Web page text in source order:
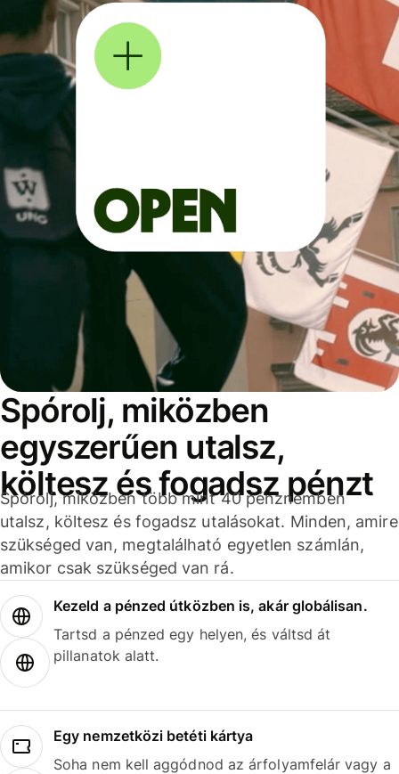
Spórolj, miközben
egyszerűen utalsz,
költesz és fogadsz pénzt
Spórolj, miközben több mint 40 pénznemben
utalsz, költesz és fogadsz utalásokat. Minden, amire
szükséged van, megtalálható egyetlen számlán,
amikor csak szükséged van rá.
Kezeld a pénzed útközben is, akár globálisan.
Tartsd a pénzed egy helyen, és váltsd át
pillanatok alatt.
Egy nemzetközi betéti kártya
Soha nem kell aggódnod az árfolyamfelár vagy a